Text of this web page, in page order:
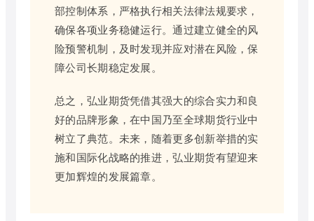
部控制体系，严格执行相关法律法规要求，
确保各项业务稳健运行。通过建立健全的风
险预警机制，及时发现并应对潜在风险，保
障公司长期稳定发展。
总之，弘业期货凭借其强大的综合实力和良
好的品牌形象，在中国乃至全球期货行业中
树立了典范。未来，随着更多创新举措的实
施和国际化战略的推进，弘业期货有望迎来
更加辉煌的发展篇章。